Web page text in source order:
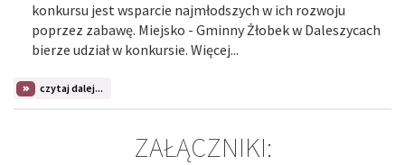
konkursu jest wsparcie najmłodszych w ich rozwoju
poprzez zabawę. Miejsko - Gminny Żłobek w Daleszycach
bierze udział w konkursie. Więcej...
czytaj dalej...
żłobkuZAŁĄCZNIKI: